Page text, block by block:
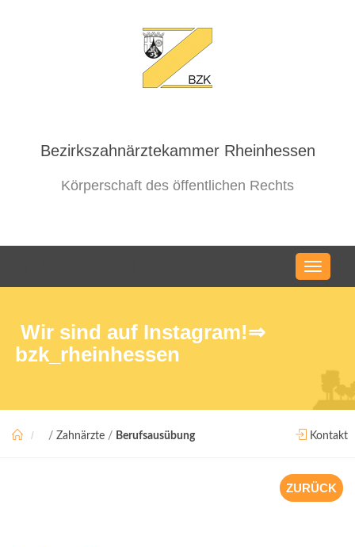
Bezirkszahnärztekammer Rheinhessen
Körperschaft des öffentlichen Rechts
Wir sind auf Instagram!⇒
bzk_rheinhessen
/ Zahnärzte / Berufsausübung Kontakt
ZURÜCK